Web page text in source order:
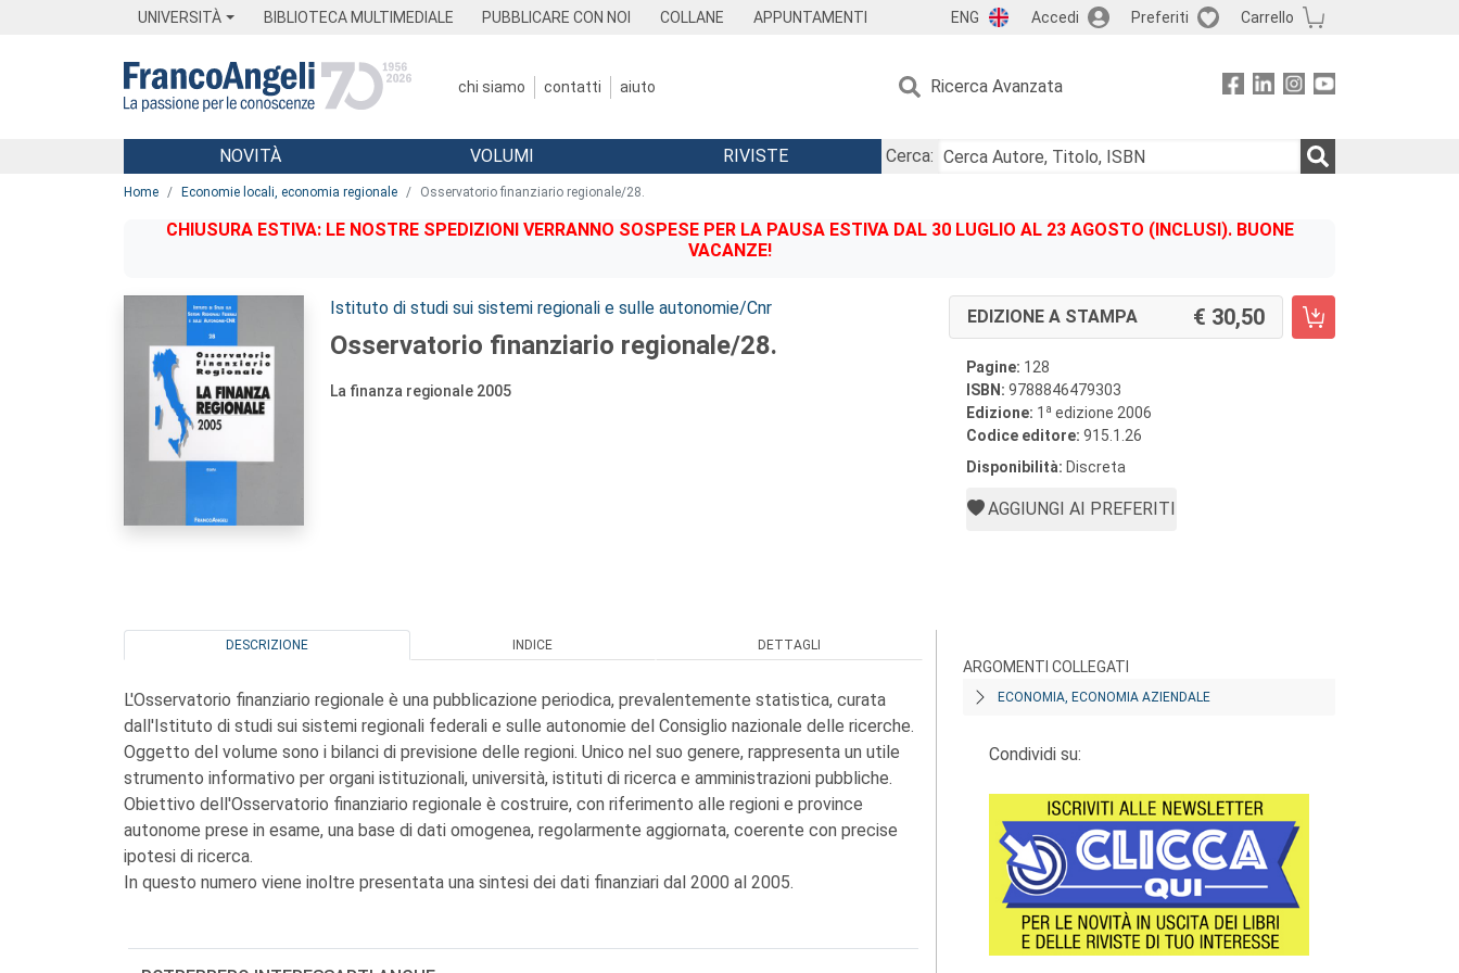
UNIVERSITÀ BIBLIOTECA MULTIMEDIALE PUBBLICARE CON NOI COLLANE APPUNTAMENTI ENG Accedi Preferiti Carrello
chi siamo contatti aiuto Ricerca Avanzata
Menu
NOVITÀ VOLUMI RIVISTE
Cerca:
Home Economie locali, economia regionale Osservatorio finanziario regionale/28.
CHIUSURA ESTIVA: LE NOSTRE SPEDIZIONI VERRANNO SOSPESE PER LA PAUSA ESTIVA DAL 30 LUGLIO AL 23 AGOSTO (INCLUSI). BUONE
VACANZE!
Autori:
Istituto di studi sui sistemi regionali e sulle autonomie/Cnr
Osservatorio finanziario regionale/28.
La finanza regionale 2005
EDIZIONE A STAMPA 30,50
Pagine: 128
ISBN: 9788846479303
Edizione: 1 a edizione 2006
Codice editore: 915.1.26
Disponibilità: Discreta
AGGIUNGI AI PREFERITI
DESCRIZIONE INDICE DETTAGLI
L'Osservatorio finanziario regionale è una pubblicazione periodica, prevalentemente statistica, curata
dall'Istituto di studi sui sistemi regionali federali e sulle autonomie del Consiglio nazionale delle ricerche.
Oggetto del volume sono i bilanci di previsione delle regioni. Unico nel suo genere, rappresenta un utile
strumento informativo per organi istituzionali, università, istituti di ricerca e amministrazioni pubbliche.
Obiettivo dell'Osservatorio finanziario regionale è costruire, con riferimento alle regioni e province
autonome prese in esame, una base di dati omogenea, regolarmente aggiornata, coerente con precise
ipotesi di ricerca.
In questo numero viene inoltre presentata una sintesi dei dati finanziari dal 2000 al 2005.
ARGOMENTI COLLEGATI
ECONOMIA, ECONOMIA AZIENDALE
Condividi su: